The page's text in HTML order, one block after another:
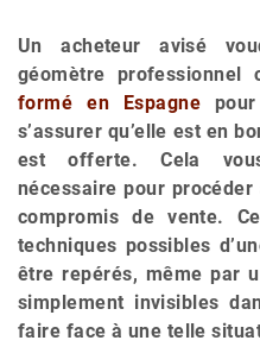
Un acheteur avisé
géomètre
formé en Espagne
s’assurer qu’elle est en
est offerte. Cela
nécessaire pour
compromis de vente.
techniques possibles
être repérés, même par
simplement invisibles
faire face à une telle